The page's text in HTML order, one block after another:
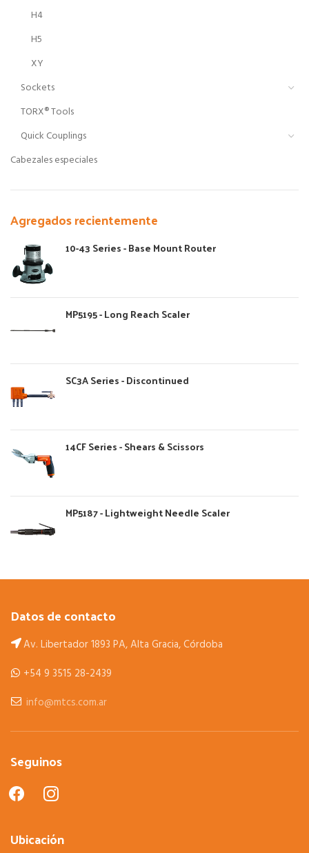
H4
H5
XY
Sockets
TORX® Tools
Quick Couplings
Cabezales especiales
Agregados recientemente
10-43 Series - Base Mount Router
MP5195 - Long Reach Scaler
SC3A Series - Discontinued
14CF Series - Shears & Scissors
MP5187 - Lightweight Needle Scaler
Datos de contacto
Av. Libertador 1893 PA, Alta Gracia, Córdoba
+54 9 3515 28-2439
info@mtcs.com.ar
Seguinos
facebookinstagram
Ubicación